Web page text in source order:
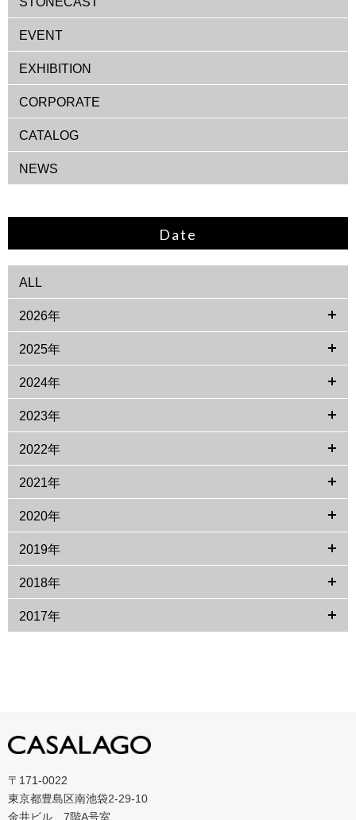
EVENT
EXHIBITION
CORPORATE
CATALOG
NEWS
Date
ALL
2026年
2025年
2024年
2023年
2022年
2021年
2020年
2019年
2018年
2017年
〒171-0022
東京都豊島区南池袋2-29-10
金井ビル 7階A号室